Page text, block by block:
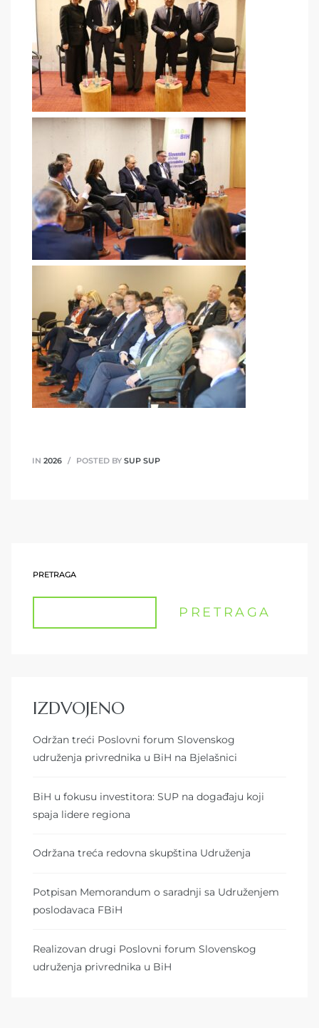
IN 2026 POSTED BY SUP SUP
PRETRAGA
PRETRAGA
IZDVOJENO
Održan treći Poslovni forum Slovenskog
udruženja privrednika u BiH na Bjelašnici
BiH u fokusu investitora: SUP na događaju koji
spaja lidere regiona
Održana treća redovna skupština Udruženja
Potpisan Memorandum o saradnji sa Udruženjem
poslodavaca FBiH
Realizovan drugi Poslovni forum Slovenskog
udruženja privrednika u BiH